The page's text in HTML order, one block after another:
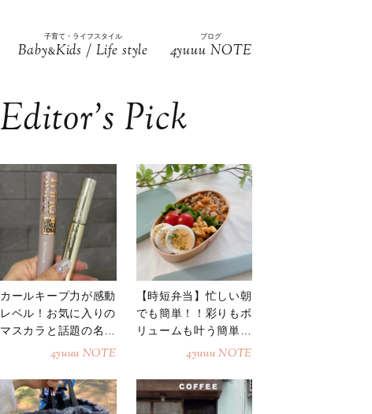
子育て・ライフスタイル
Baby&Kids / Life style
ブログ
4yuuu NOTE
Editor’s Pick
カールキープ力が感動
レベル！お気に入りの
マスカラと話題の名品
4yuuu NOTE
【時短弁当】忙しい朝
でも簡単！！彩りもボ
リュームも叶う簡単そ
4yuuu NOTE